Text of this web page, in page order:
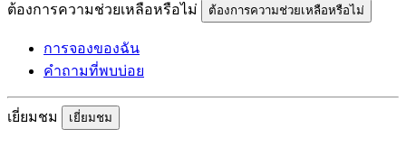
ต้องการความช่วยเหลือหรือไม่
ต้องการความช่วยเหลือหรือไม่
การจองของฉัน
คำถามที่พบบ่อย
เยี่ยมชม เยี่ยมชม